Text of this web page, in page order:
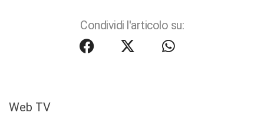
Condividi l'articolo su:
Web TV